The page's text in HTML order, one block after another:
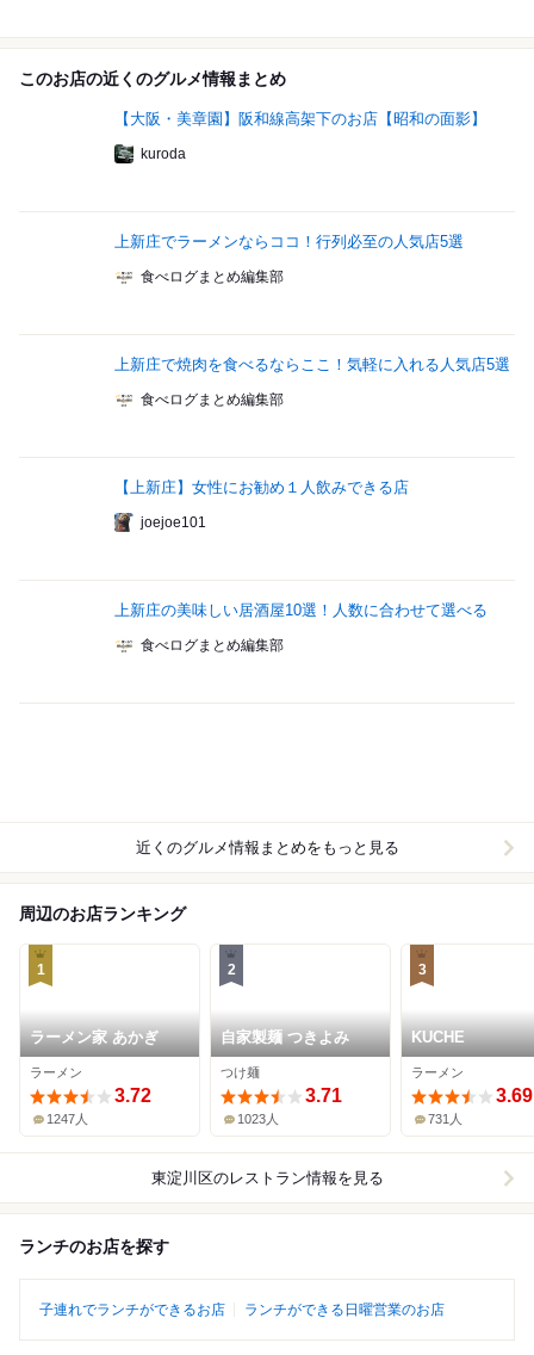
このお店の近くのグルメ情報まとめ
【大阪・美章園】阪和線高架下のお店【昭和の面影】
kuroda
上新庄でラーメンならココ！行列必至の人気店5選
食べログまとめ編集部
上新庄で焼肉を食べるならここ！気軽に入れる人気店5選
食べログまとめ編集部
【上新庄】女性にお勧め１人飲みできる店
joejoe101
上新庄の美味しい居酒屋10選！人数に合わせて選べる
食べログまとめ編集部
近くのグルメ情報まとめをもっと見る
周辺のお店ランキング
1
ラーメン家 あかぎ
ラーメン
3.72
1247人
2
自家製麺 つきよみ
つけ麺
3.71
1023人
3
KUCHE
ラーメン
3.69
731人
東淀川区のレストラン情報を見る
ランチのお店を探す
子連れでランチができるお店 ランチができる日曜営業のお店